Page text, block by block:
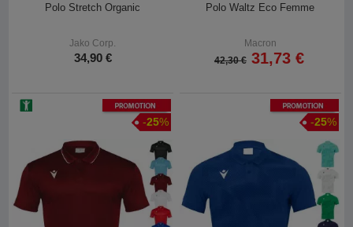
Polo Stretch Organic
Jako Corp.
34,90 €
Polo Waltz Eco Femme
Macron
42,30 € 31,73 €
Promotion
-25%
Promotion
-25%